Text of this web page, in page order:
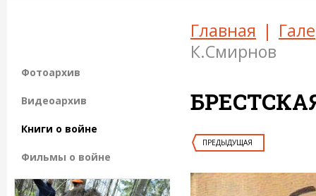
Главная |
К.Смирнов
ПРЕДЫДУЩАЯ
Фотоархив
Видеоархив
Книги о войне
Фильмы о войне